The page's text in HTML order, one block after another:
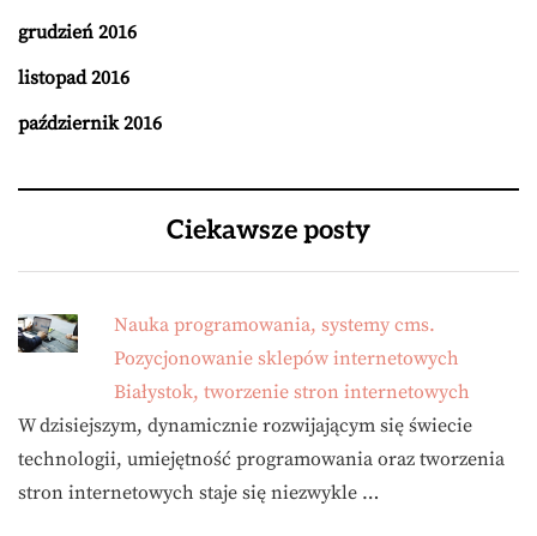
grudzień 2016
listopad 2016
październik 2016
Ciekawsze posty
Nauka programowania, systemy cms.
Pozycjonowanie sklepów internetowych
Białystok, tworzenie stron internetowych
W dzisiejszym, dynamicznie rozwijającym się świecie
technologii, umiejętność programowania oraz tworzenia
stron internetowych staje się niezwykle …